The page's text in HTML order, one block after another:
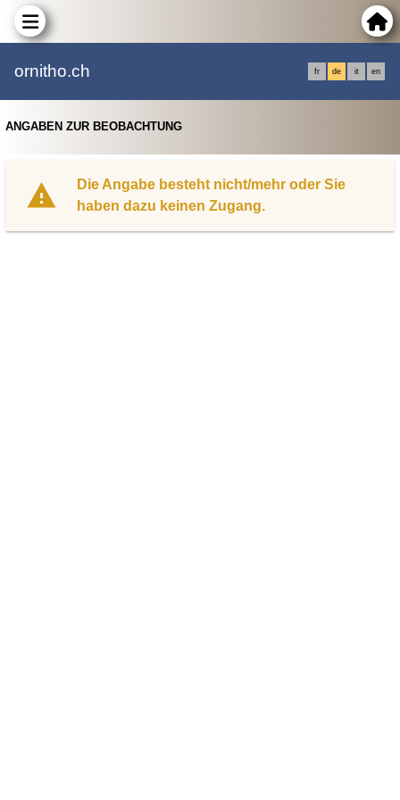
ornitho.ch fr de it en
ANGABEN ZUR BEOBACHTUNG
Die Angabe besteht nicht/mehr oder Sie
haben dazu keinen Zugang.